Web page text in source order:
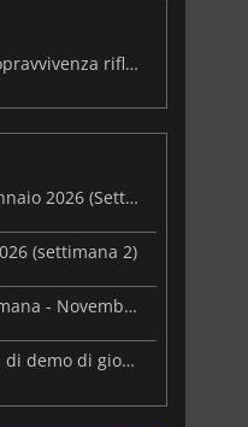
Cairn e l'ascesa del gameplay di sopravvivenza riflessivo
Le uscite di questa settimana - Gennaio 2026 (Settimana 5)
(settimana 2)
I videogiochi in uscita questa settimana - Novembre 2025 (Settimana 45)
Steam Next Fest torna con migliaia di demo di giochi in uscita